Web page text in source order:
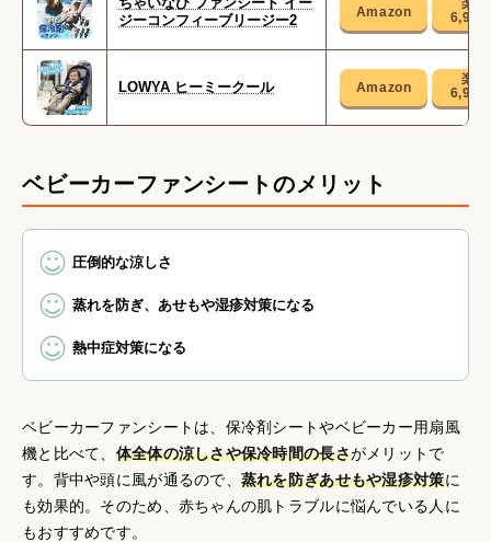
ジーコンフィーブリージー2
6,980
LOWYA ヒーミークール 6,990
ベビーカーファンシートのメリット
圧倒的な涼しさ
蒸れを防ぎ、あせもや湿疹対策になる
熱中症対策になる
ベビーカーファンシートは、保冷剤シートやベビーカー用扇風
機と比べて、 体全体の涼しさや保冷時間の長さがメリットで
す。背中や頭に風が通るので、 蒸れを防ぎあせもや湿疹対策に
も効果的。そのため、赤ちゃんの肌トラブルに悩んでいる人に
もおすすめです。